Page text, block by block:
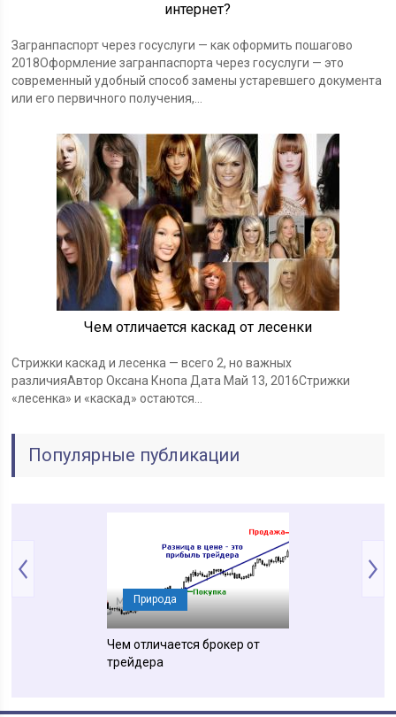
интернет?
Загранпаспорт через госуслуги — как оформить пошагово
2018Оформление загранпаспорта через госуслуги — это
современный удобный способ замены устаревшего документа
или его первичного получения,…
Чем отличается каскад от лесенки
Стрижки каскад и лесенка — всего 2, но важных
различияАвтор Оксана Кнопа Дата Май 13, 2016Стрижки
«лесенка» и «каскад» остаются…
Популярные публикации
Природа
Чем отличается брокер от
трейдера